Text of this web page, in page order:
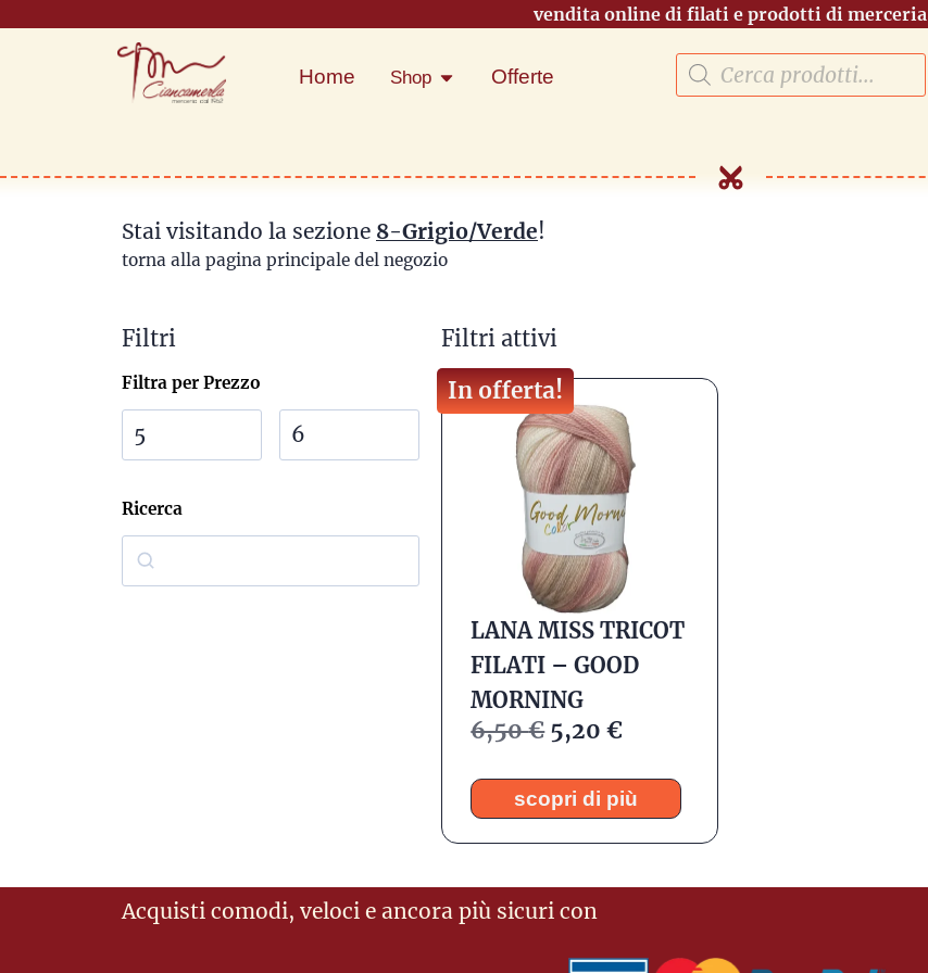
vendita online di filati e prodotti di merceria
Home Shop Offerte
Stai visitando la sezione 8-Grigio/Verde!
torna alla pagina principale del negozio
Filtri
Filtra per Prezzo
Ricerca
Filtri attivi
In offerta!
LANA MISS TRICOT
FILATI – GOOD
MORNING
6,50€ 5,20€
scopri di più
Acquisti comodi, veloci e ancora più sicuri con